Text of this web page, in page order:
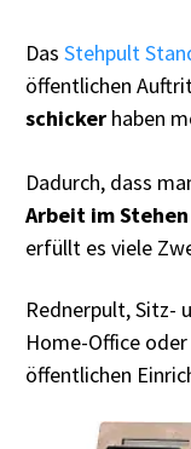
Das Stehpult
öffentlichen
schicker haben
Dadurch, dass
Arbeit im
erfüllt es viele
Rednerpult, Sitz-
Home-Office
öffentlichen